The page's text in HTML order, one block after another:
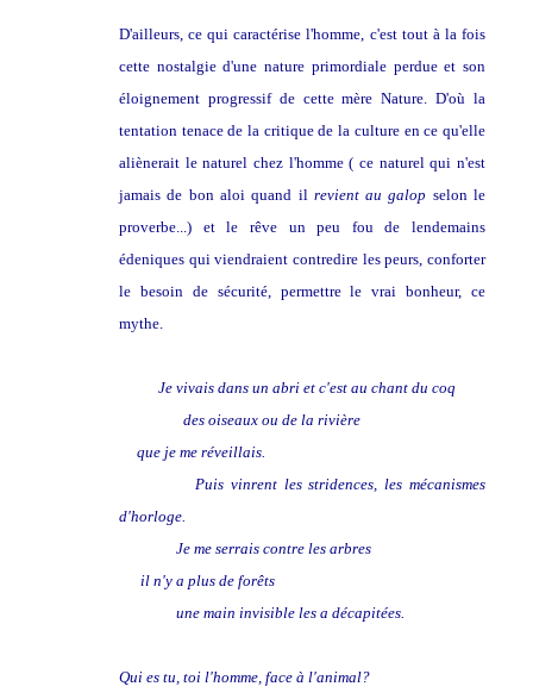
D'ailleurs, ce qui caractérise l'homme, c'est tout à la fois
cette nostalgie d'une nature primordiale perdue et son
éloignement progressif de cette mère Nature. D'où la
tentation tenace de la critique de la culture en ce qu'elle
aliènerait le naturel chez l'homme ( ce naturel qui n'est
jamais de bon aloi quand il revient au galop selon le
proverbe...) et le rêve un peu fou de lendemains
édeniques qui viendraient contredire les peurs, conforter
le besoin de sécurité, permettre le vrai bonheur, ce
mythe.
Je vivais dans un abri et c'est au chant du coq
des oiseaux ou de la rivière
que je me réveillais.
Puis vinrent les stridences, les mécanismes
d'horloge.
Je me serrais contre les arbres
il n'y a plus de forêts
une main invisible les a décapitées.
Qui es tu, toi l'homme, face à l'animal?